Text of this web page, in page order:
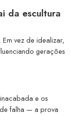
da escultura
vez de idealizar,
gerações
e os
falha — a prova